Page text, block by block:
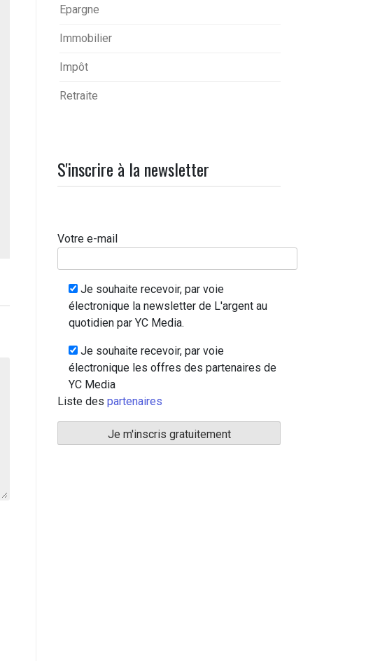
Epargne
Immobilier
Impôt
Retraite
S'inscrire à la newsletter
Votre e-mail
Je souhaite recevoir, par voie
électronique la newsletter de L'argent au
quotidien par YC Media.
Je souhaite recevoir, par voie
électronique les offres des partenaires de
YC Media
Liste des partenaires